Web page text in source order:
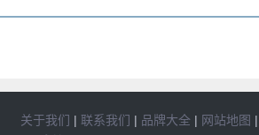
关于我们 | 联系我们 | 品牌大全 | 网站地图 |